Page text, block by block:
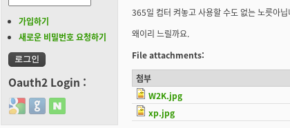
365일 컴터 켜놓고 사용할 수도 없는 노릇아닙
왜이리 느릴까요.
File attachments:
첨부
W2K.jpg
xp.jpg
가입하기
새로운 비밀번호 요청하기
Oauth2 Login :
Login with Google
Login with GitHub
Login with Naver